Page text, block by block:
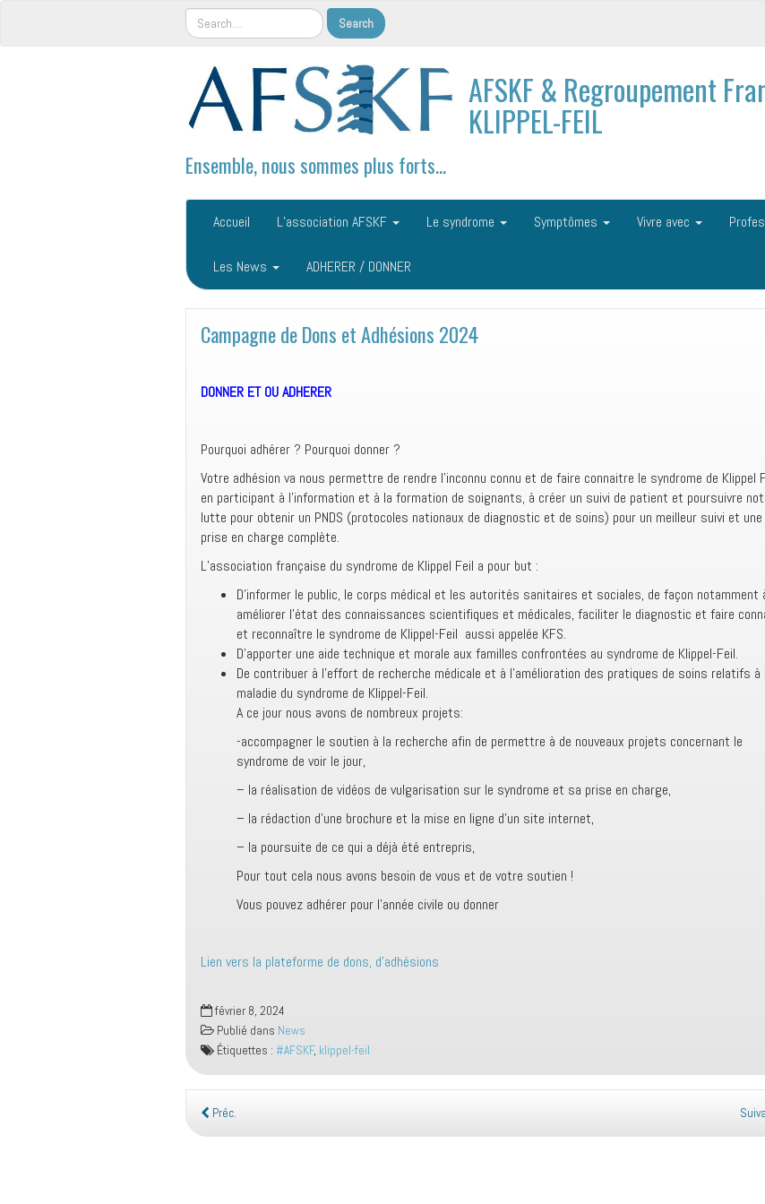
AFSKF & Regroupement
KLIPPEL-FEIL
Ensemble, nous sommes plus forts…
Accueil L’association AFSKF Le syndrome Symptômes Vivre avec
Les News ADHERER / DONNER
Campagne de Dons et Adhésions 2024
DONNER ET OU ADHERER
Pourquoi adhérer ? Pourquoi donner ?
Votre adhésion va nous permettre de rendre l’inconnu connu et de faire connaitre le syndrome de Klippel
en participant à l’information et à la formation de soignants, à créer un suivi de patient et poursuivre
lutte pour obtenir un PNDS (protocoles nationaux de diagnostic et de soins) pour un meilleur suivi et une
prise en charge complète.
L’association française du syndrome de Klippel Feil a pour but :
D’informer le public, le corps médical et les autorités sanitaires et sociales, de façon notamment
améliorer l’état des connaissances scientifiques et médicales, faciliter le diagnostic et faire
et reconnaître le syndrome de Klippel-Feil aussi appelée KFS.
D’apporter une aide technique et morale aux familles confrontées au syndrome de Klippel-Feil.
De contribuer à l’effort de recherche médicale et à l’amélioration des pratiques de soins relatifs à
maladie du syndrome de Klippel-Feil.
A ce jour nous avons de nombreux projets:
-accompagner le soutien à la recherche afin de permettre à de nouveaux projets concernant le
syndrome de voir le jour,
– la réalisation de vidéos de vulgarisation sur le syndrome et sa prise en charge,
– la rédaction d’une brochure et la mise en ligne d’un site internet,
– la poursuite de ce qui a déjà été entrepris,
Pour tout cela nous avons besoin de vous et de votre soutien !
Vous pouvez adhérer pour l’année civile ou donner
Lien vers la plateforme de dons, d’adhésions
février 8, 2024
Publié dans News
Étiquettes : #AFSKF, klippel-feil
Préc.